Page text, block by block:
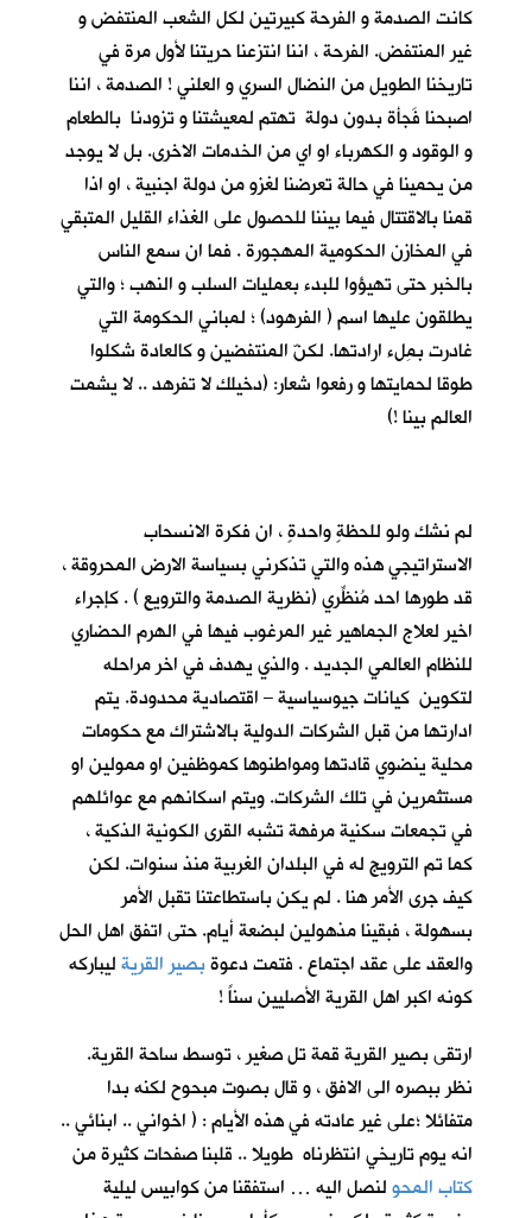
كانت الصدمة و الفرحة كبيرتين لكل الشعب المنتفض و
غير المنتفض. الفرحة ، اننا انتزعنا حريتنا لأول مرة في
تاريخنا الطويل من النضال السري و العلني ! الصدمة ، اننا
اصبحنا فَجأة بدون دولة تهتم لمعيشتنا و تزودنا بالطعام
و الوقود و الكهرباء او اي من الخدمات الاخرى. بل لا يوجد
من يحمينا في حالة تعرضنا لغزو من دولة اجنبية ، او اذا
قمنا بالاقتتال فيما بيننا للحصول على الغذاء القليل المتبقي
في المخازن الحكومية المهجورة . فما ان سمع الناس
بالخبر حتى تهيؤوا للبدء بعمليات السلب و النهب ؛ والتي
يطلقون عليها اسم ( الفرهود) ؛ لمباني الحكومة التي
غادرت بمِلء ارادتها. لكنّ المنتفضين و كالعادة شكلوا
طوقا لحمايتها و رفعوا شعار: (دخيلك لا تفرهد .. لا يشمت
العالم بينا !)
لم نشك ولو للحظةٍ واحدةٍ ، ان فكرة الانسحاب
الاستراتيجي هذه والتي تذكرني بسياسة الارض المحروقة ،
قد طورها احد مُنظِّري (نظرية الصدمة والترويع ) . كإجراء
اخير لعلاج الجماهير غير المرغوب فيها في الهرم الحضاري
للنظام العالمي الجديد . والذي يهدف في اخر مراحله
لتكوين كيانات جيوسياسية – اقتصادية محدودة. يتم
ادارتها من قبل الشركات الدولية بالاشتراك مع حكومات
محلية ينضوي قادتها ومواطنوها كموظفين او ممولين او
مستثمرين في تلك الشركات. ويتم اسكانهم مع عوائلهم
في تجمعات سكنية مرفهة تشبه القرى الكونية الذكية ،
كما تم الترويج له في البلدان الغربية منذ سنوات. لكن
كيف جرى الأمر هنا . لم يكن باستطاعتنا تقبل الأمر
بسهولة ، فبقينا مذهولين لبضعة أيام. حتى اتفق اهل الحل
والعقد على عقد اجتماع . فتمت دعوةبصير القريةليباركه
كونه اكبر اهل القرية الأصليين سناً !
ارتقى بصير القرية قمة تل صغير ، توسط ساحة القرية.
نظر ببصره الى الافق ، و قال بصوت مبحوح لكنه بدا
متفائلا ؛على غير عادته في هذه الأيام : ( اخواني .. ابنائي ..
انه يوم تاريخي انتظرناه طويلا .. قلبنا صفحات كثيرة من
كتاب المحولنصل اليه … استفقنا من كوابيس ليلية